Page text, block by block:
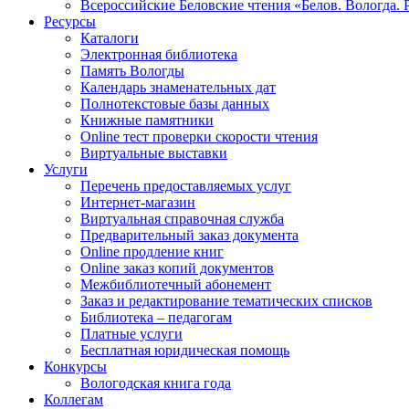
Всероссийские Беловские чтения «Белов. Вологда.
Ресурсы
Каталоги
Электронная библиотека
Память Вологды
Календарь знаменательных дат
Полнотекстовые базы данных
Книжные памятники
Online тест проверки скорости чтения
Виртуальные выставки
Услуги
Перечень предоставляемых услуг
Интернет-магазин
Виртуальная справочная служба
Предварительный заказ документа
Online продление книг
Online заказ копий документов
Межбиблиотечный абонемент
Заказ и редактирование тематических списков
Библиотека – педагогам
Платные услуги
Бесплатная юридическая помощь
Конкурсы
Вологодская книга года
Коллегам